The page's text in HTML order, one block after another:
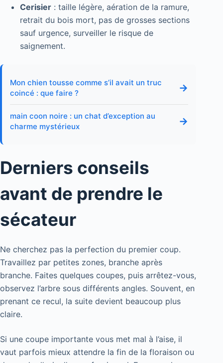
Cerisier : taille légère, aération de la ramure,
retrait du bois mort, pas de grosses sections
sauf urgence, surveiller le risque de
saignement.
Mon chien tousse comme s’il avait un truc
coincé : que faire ?
→
main coon noire : un chat d’exception au
charme mystérieux
→
Derniers conseils
avant de prendre le
sécateur
Ne cherchez pas la perfection du premier coup.
Travaillez par petites zones, branche après
branche. Faites quelques coupes, puis arrêtez-vous,
observez l’arbre sous différents angles. Souvent, en
prenant ce recul, la suite devient beaucoup plus
claire.
Si une coupe importante vous met mal à l’aise, il
vaut parfois mieux attendre la fin de la floraison ou